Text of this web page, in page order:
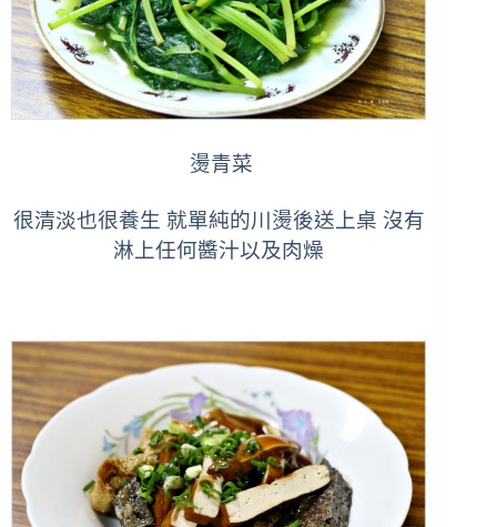
燙青菜
很清淡也很養生 就單純的川燙後送上桌 沒有
淋上任何醬汁以及肉燥